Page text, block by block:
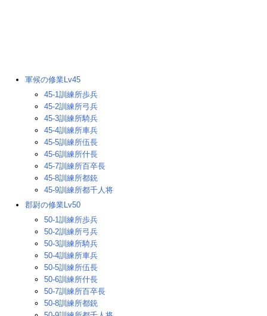
軍候の修業Lv45
45-1訓練所歩兵
45-2訓練所弓兵
45-3訓練所騎兵
45-4訓練所車兵
45-5訓練所伍長
45-6訓練所什長
45-7訓練所百卒長
45-8訓練所都銃
45-9訓練所都千人将
郡尉の修業Lv50
50-1訓練所歩兵
50-2訓練所弓兵
50-3訓練所騎兵
50-4訓練所車兵
50-5訓練所伍長
50-6訓練所什長
50-7訓練所百卒長
50-8訓練所都銃